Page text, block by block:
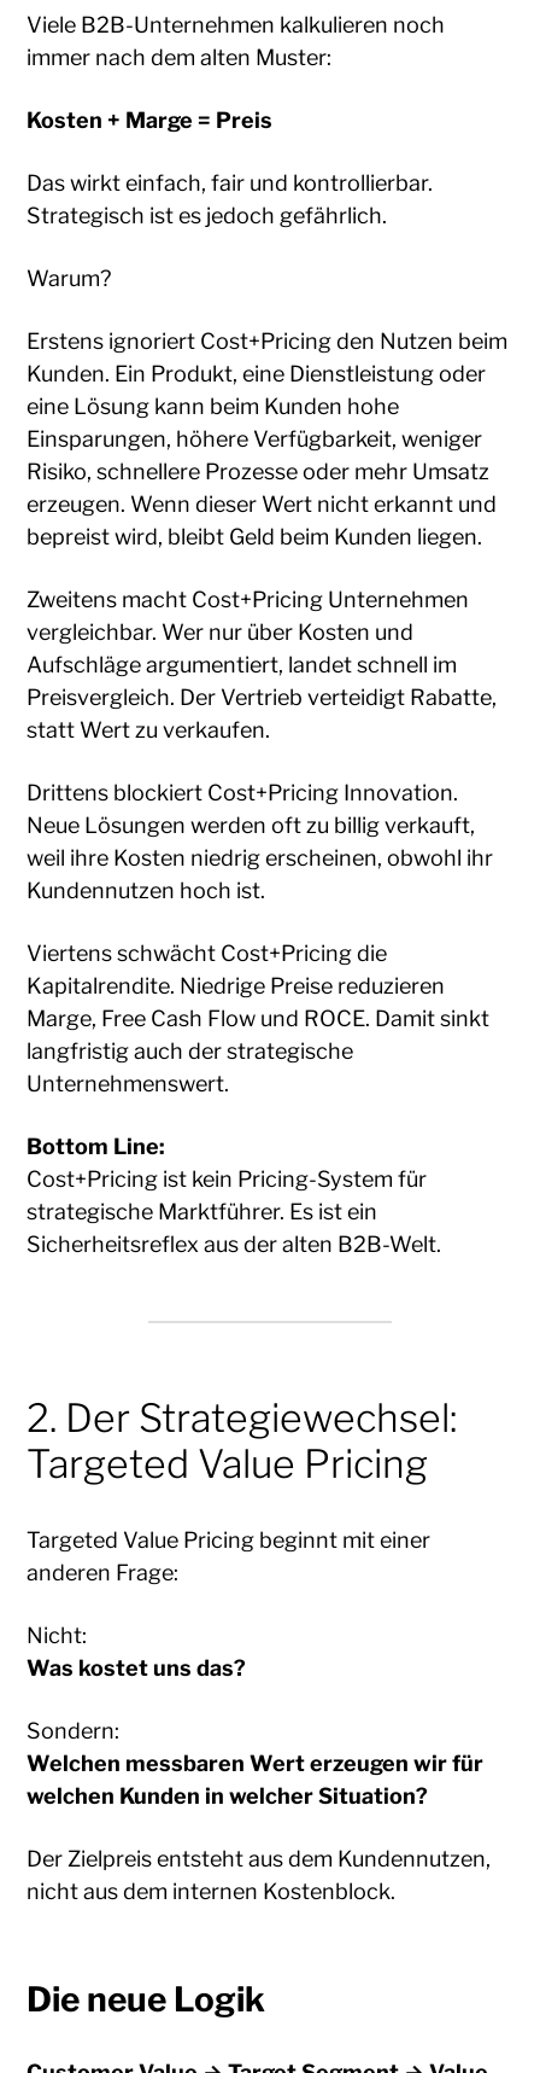
Viele B2B-Unternehmen kalkulieren noch
immer nach dem alten Muster:
Kosten + Marge = Preis
Das wirkt einfach, fair und kontrollierbar.
Strategisch ist es jedoch gefährlich.
Warum?
Erstens ignoriert Cost+Pricing den Nutzen beim
Kunden. Ein Produkt, eine Dienstleistung oder
eine Lösung kann beim Kunden hohe
Einsparungen, höhere Verfügbarkeit, weniger
Risiko, schnellere Prozesse oder mehr Umsatz
erzeugen. Wenn dieser Wert nicht erkannt und
bepreist wird, bleibt Geld beim Kunden liegen.
Zweitens macht Cost+Pricing Unternehmen
vergleichbar. Wer nur über Kosten und
Aufschläge argumentiert, landet schnell im
Preisvergleich. Der Vertrieb verteidigt Rabatte,
statt Wert zu verkaufen.
Drittens blockiert Cost+Pricing Innovation.
Neue Lösungen werden oft zu billig verkauft,
weil ihre Kosten niedrig erscheinen, obwohl ihr
Kundennutzen hoch ist.
Viertens schwächt Cost+Pricing die
Kapitalrendite. Niedrige Preise reduzieren
Marge, Free Cash Flow und ROCE. Damit sinkt
langfristig auch der strategische
Unternehmenswert.
Bottom Line:
Cost+Pricing ist kein Pricing-System für
strategische Marktführer. Es ist ein
Sicherheitsreflex aus der alten B2B-Welt.
2. Der Strategiewechsel:
Targeted Value Pricing
Targeted Value Pricing beginnt mit einer
anderen Frage:
Nicht:
Was kostet uns das?
Sondern:
Welchen messbaren Wert erzeugen wir für
welchen Kunden in welcher Situation?
Der Zielpreis entsteht aus dem Kundennutzen,
nicht aus dem internen Kostenblock.
Die neue Logik